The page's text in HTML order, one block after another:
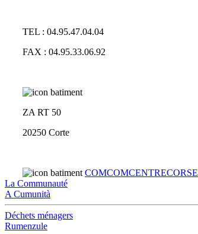
TEL : 04.95.47.04.04
FAX : 04.95.33.06.92
ZA RT 50
20250 Corte
COMCOMCENTRECORSE
La Communauté
A Cumunità
Déchets ménagers
Rumenzule